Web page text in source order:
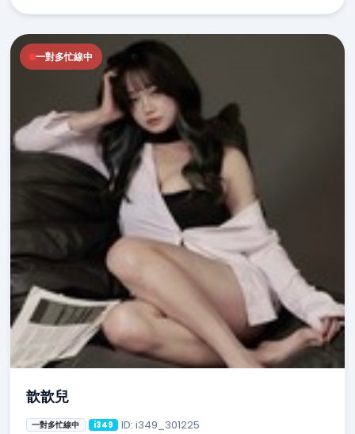
一對多忙線中
歆歆兒
一對多忙線中 i349 ID: i349_301225